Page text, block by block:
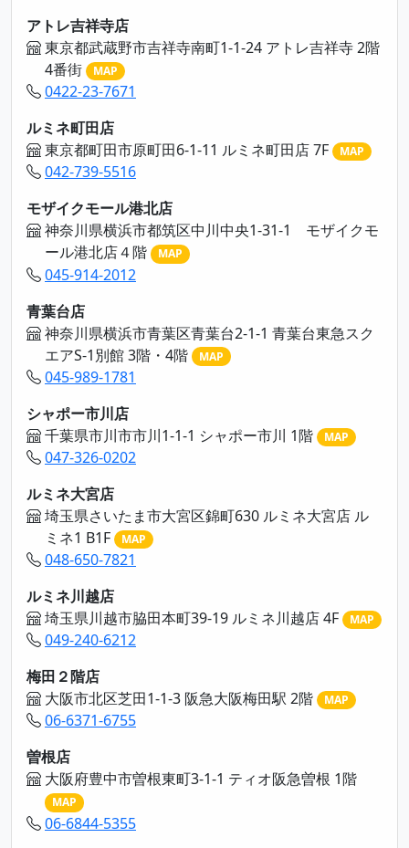
アトレ吉祥寺店
東京都武蔵野市吉祥寺南町1-1-24 アトレ吉祥寺 2階
4番街
MAP
0422-23-7671
ルミネ町田店
東京都町田市原町田6-1-11 ルミネ町田店 7F
MAP
042-739-5516
モザイクモール港北店
神奈川県横浜市都筑区中川中央1-31-1 モザイクモ
ール港北店４階
MAP
045-914-2012
青葉台店
神奈川県横浜市青葉区青葉台2-1-1 青葉台東急スク
エアS-1別館 3階・4階
MAP
045-989-1781
シャポー市川店
千葉県市川市市川1-1-1 シャポー市川 1階
MAP
047-326-0202
ルミネ大宮店
埼玉県さいたま市大宮区錦町630 ルミネ大宮店 ル
ミネ1 B1F
MAP
048-650-7821
ルミネ川越店
埼玉県川越市脇田本町39-19 ルミネ川越店 4F
MAP
049-240-6212
梅田２階店
大阪市北区芝田1-1-3 阪急大阪梅田駅 2階
MAP
06-6371-6755
曽根店
大阪府豊中市曽根東町3-1-1 ティオ阪急曽根 1階
MAP
06-6844-5355